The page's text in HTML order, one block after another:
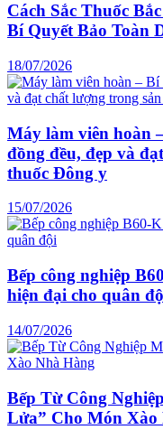
Cách Sắc Thuốc
Bí Quyết Bảo Toàn
18/07/2026
Máy làm viên hoàn
đồng đều, đẹp và
thuốc Đông y
15/07/2026
Bếp công nghiệp
hiện đại cho quân
14/07/2026
Bếp Từ Công
Lửa” Cho Món Xào